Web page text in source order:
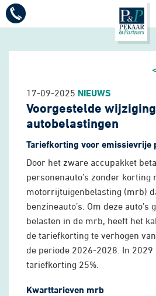
17-09-2025 NIEUWS
Voorgestelde
autobelastingen
Tariefkorting voor emissievrije
Door het zware accupakket
personenauto’s zonder korting
motorrijtuigenbelasting (mrb)
benzineauto’s. Om deze auto’s
belasten in de mrb, heeft het
de tariefkorting te verhogen
de periode 2026-2028. In
tariefkorting 25%.
Kwarttarieven mrb
Mobiel
Sectoren
Over ons
Actueel
Contact